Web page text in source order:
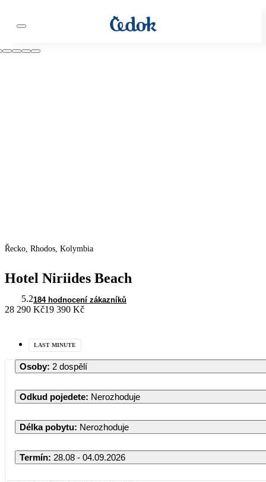
Řecko, Rhodos, Kolymbia
Hotel Niriides Beach
5.2184 hodnocení zákazníků
28 290 Kč19 390 Kč
LAST MINUTE
Osoby: 2 dospělí
Odkud pojedete: Nerozhoduje
Délka pobytu: Nerozhoduje
Termín: 28.08 - 04.09.2026